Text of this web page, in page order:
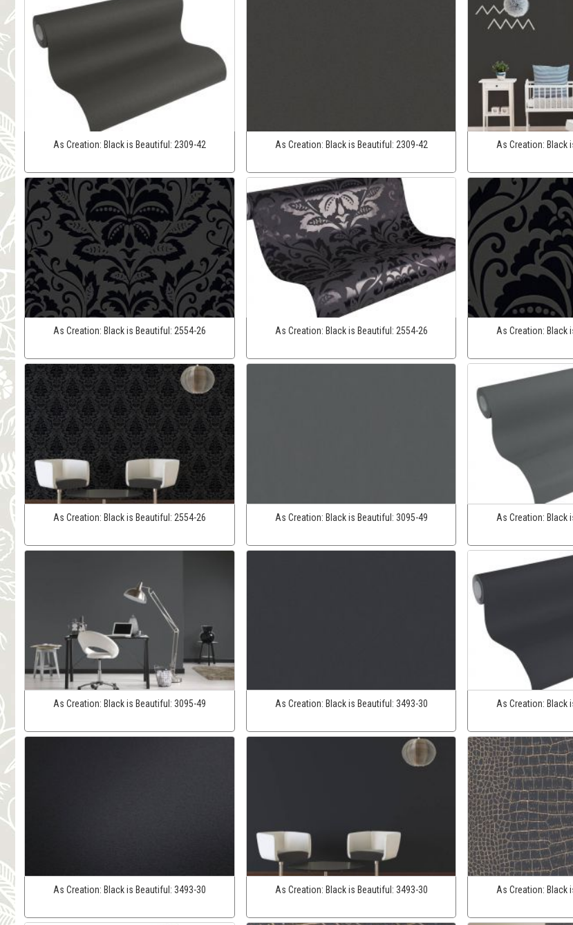
As Creation: Black is Beautiful: 2309-42 As Creation: Black is Beautiful: 2309-42 As Creation: Black
As Creation: Black is Beautiful: 2554-26 As Creation: Black is Beautiful: 2554-26 As Creation: Black
As Creation: Black is Beautiful: 2554-26 As Creation: Black is Beautiful: 3095-49 As Creation:Black
As Creation: Black is Beautiful: 3095-49 As Creation: Black is Beautiful: 3493-30 As Creation: Black
As Creation: Black is Beautiful: 3493-30 As Creation: Black is Beautiful: 3493-30 As Creation: Black